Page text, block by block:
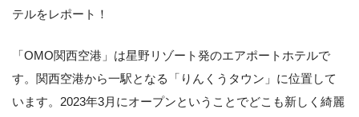
テルをレポート！
「OMO関西空港」は星野リゾート発のエアポートホテルで
す。関西空港から一駅となる「りんくうタウン」に位置して
います。2023年3月にオープンということでどこも新しく綺麗